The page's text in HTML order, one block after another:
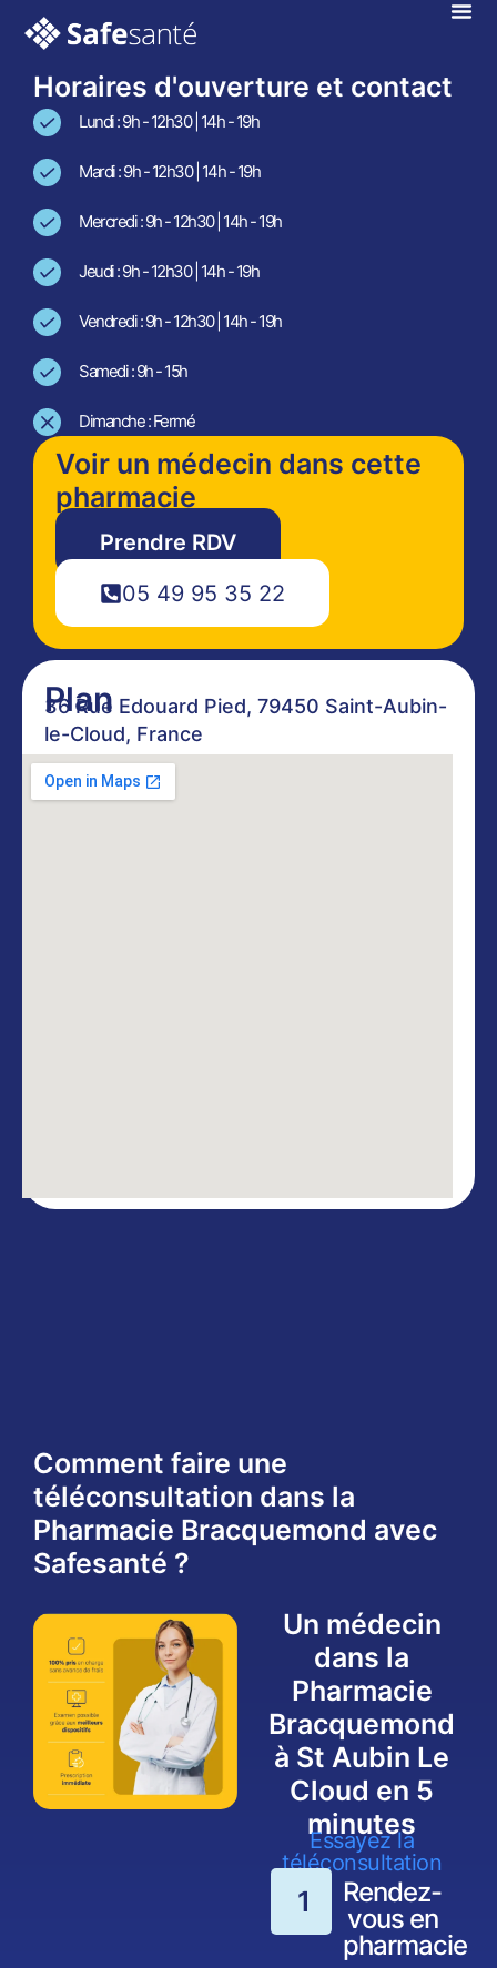
Aubin Le Cloud
En téléconsultation !
Plan
36 Rue Edouard Pied, 79450 Saint-Aubin-
le-Cloud, France
Horaires d'ouverture et contact
Lundi : 9h - 12h30 | 14h - 19h
Mardi : 9h - 12h30 | 14h - 19h
Mercredi : 9h - 12h30 | 14h - 19h
Jeudi : 9h - 12h30 | 14h - 19h
Vendredi : 9h - 12h30 | 14h - 19h
Samedi : 9h - 15h
Dimanche : Fermé
Voir un médecin dans cette
pharmacie
Prendre RDV
05 49 95 35 22
Comment faire une
téléconsultation dans la
Pharmacie Bracquemond avec
Safesanté ?
Un médecin
dans la
Pharmacie
Bracquemond
à St Aubin Le
Cloud en 5
minutes
Essayez la
téléconsultation
1
Rendez-
vous en
pharmacie